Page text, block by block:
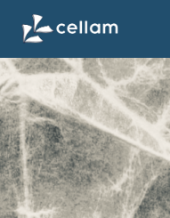
CELLAM
Centre